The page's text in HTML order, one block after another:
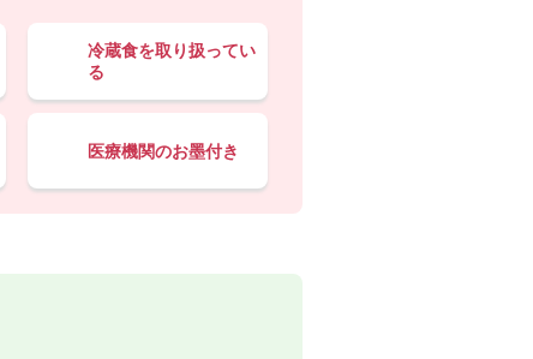
冷蔵食を取り扱ってい
る
医療機関のお墨付き